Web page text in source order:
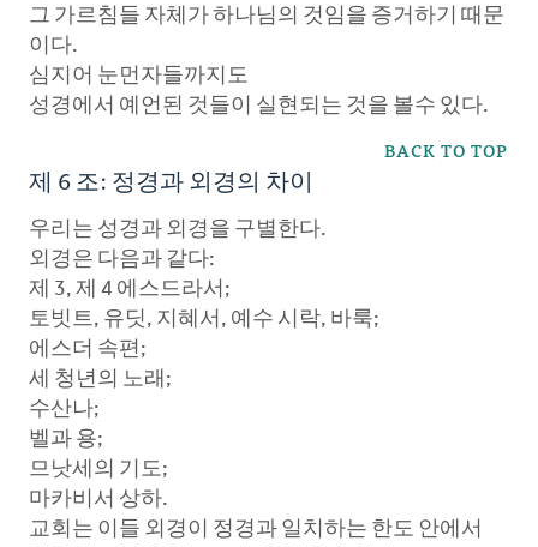
그 가르침들 자체가 하나님의 것임을 증거하기 때문
이다.
심지어 눈먼자들까지도
성경에서 예언된 것들이 실현되는 것을 볼수 있다.
BACK TO TOP
제 6 조: 정경과 외경의 차이
우리는 성경과 외경을 구별한다.
외경은 다음과 같다:
제 3, 제 4 에스드라서;
토빗트, 유딧, 지혜서, 예수 시락, 바룩;
에스더 속편;
세 청년의 노래;
수산나;
벨과 용;
므낫세의 기도;
마카비서 상하.
교회는 이들 외경이 정경과 일치하는 한도 안에서